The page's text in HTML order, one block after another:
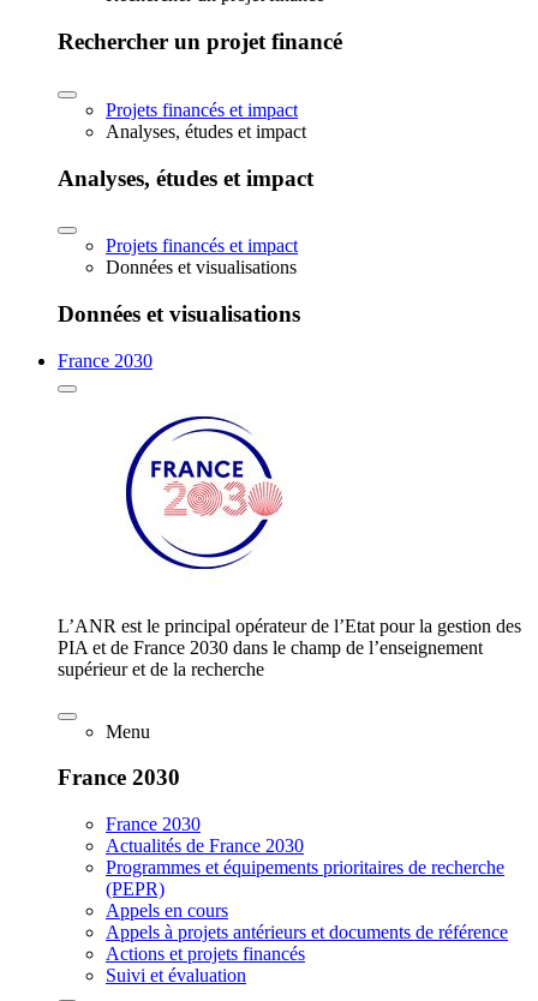
Rechercher un projet financé
Projets financés et impact
Analyses, études et impact
Analyses, études et impact
Projets financés et impact
Données et visualisations
Données et visualisations
France 2030
L’ANR est le principal opérateur de l’Etat pour la gestion des
PIA et de France 2030 dans le champ de l’enseignement
supérieur et de la recherche
Menu
France 2030
France 2030
Actualités de France 2030
Programmes et équipements prioritaires de recherche
(PEPR)
Appels en cours
Appels à projets antérieurs et documents de référence
Actions et projets financés
Suivi et évaluation